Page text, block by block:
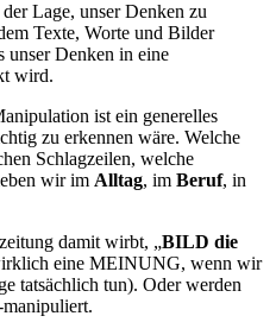
Lage, unser Denken zu
Texte, Worte und Bilder
unser Denken in eine
wird.
ist ein generelles
zu erkennen wäre. Welche
Schlagzeilen, welche
wir im Alltag, im Beruf, in
damit wirbt, „BILD die
eine MEINUNG, wenn wir
tatsächlich tun). Oder werden